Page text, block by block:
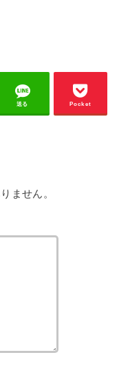
送る Pocket
ません。